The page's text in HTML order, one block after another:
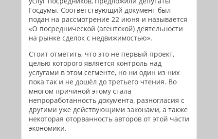
Госдумы. Соответствующий документ был
подан на рассмотрение 22 июня и называется
«О посреднической (агентской) деятельности
на рынке сделок с недвижимостью».
Стоит отметить, что это не первый проект,
целью которого является контроль над
услугами в этом сегменте, но ни один из них
пока так и не дошёл до третьего чтения. Во
многом причиной этому стала
непроработанность документа, разногласия с
другими уже действующими законами, а также
некоторая оторванность авторов от этой части
экономики.